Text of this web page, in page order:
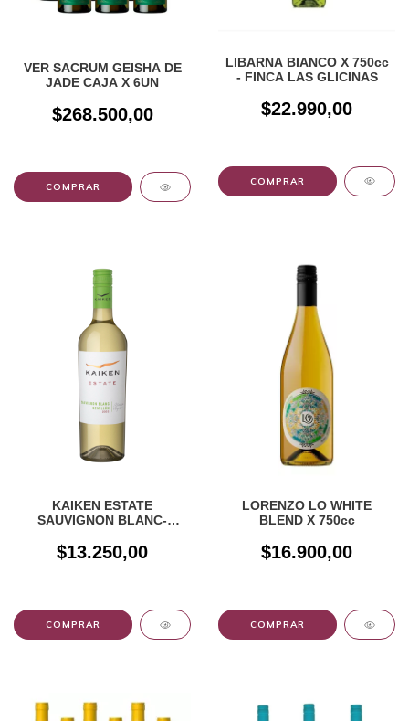
VER SACRUM GEISHA DE
JADE CAJA X 6UN
$268.500,00
LIBARNA BIANCO X 750cc
- FINCA LAS GLICINAS
$22.990,00
KAIKEN ESTATE
SAUVIGNON BLANC-
$13.250,00
LORENZO LO WHITE
BLEND X 750cc
$16.900,00